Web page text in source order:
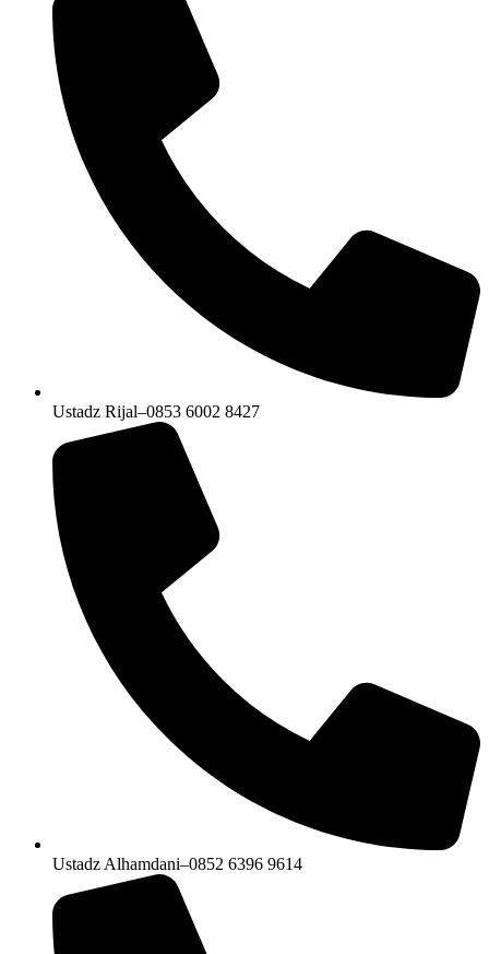
Ustadz Rijal–0853 6002 8427
Ustadz Alhamdani–0852 6396 9614